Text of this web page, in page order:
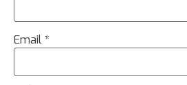
Email*